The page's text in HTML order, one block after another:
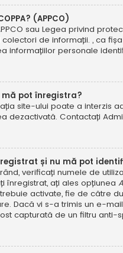
(APPCO)
sau Legea privind
de informații. , ca
informațiilor personale
mă pot înregistra?
site-ului poate a interzis
dezactivată. Contactați
și nu mă pot
verificați numele de
înregistrat, ați ales opțiunea
activate, fie de către
Dacă vi s-a trimis un e-
capturată de un filtru anti-